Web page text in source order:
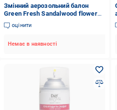
Змінний аерозольний балон
Green Fresh Sandalwood flowers
250 мл (8400)
оцінити
Немає в наявності